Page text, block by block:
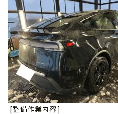
[整備作業内容]